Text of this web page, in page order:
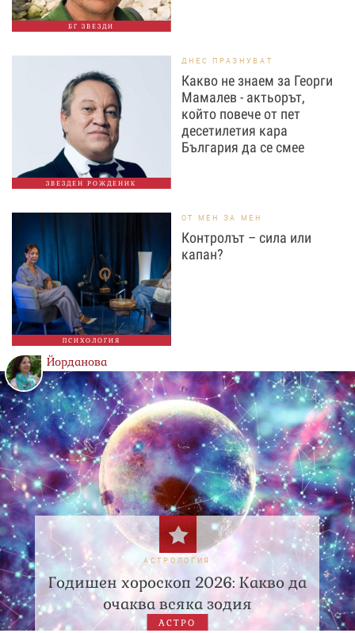
БГ ЗВЕЗДИ
ЗВЕЗДЕН РОЖДЕНИК
ДНЕС ПРАЗНУВАТ
Какво не знаем за Георги
Мамалев - актьорът,
който повече от пет
десетилетия кара
България да се смее
ПСИХОЛОГИЯ
ОТ МЕН ЗА МЕН
Контролът – сила или
капан?
Йорданова
АСТРОЛОГИЯ
Годишен хороскоп 2026: Какво да
очаква всяка зодия
АСТРО